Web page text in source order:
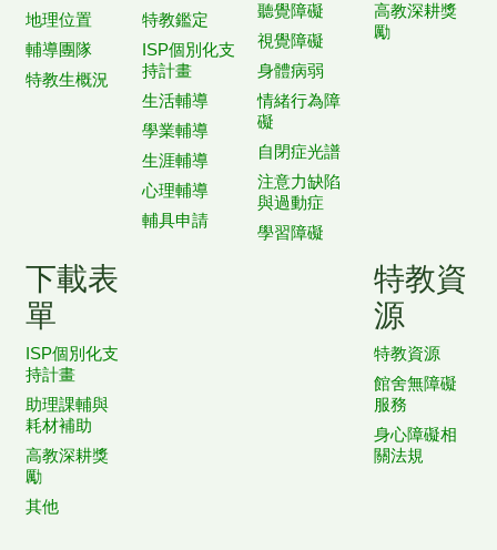
地理位置
輔導團隊
特教生概況
特教鑑定
ISP個別化支
持計畫
生活輔導
學業輔導
生涯輔導
心理輔導
輔具申請
聽覺障礙
視覺障礙
身體病弱
情緒行為障
礙
自閉症光譜
注意力缺陷
與過動症
學習障礙
高教深耕獎
勵
下載表
單
ISP個別化支
持計畫
助理課輔與
耗材補助
高教深耕獎
勵
其他
特教資
源
特教資源
館舍無障礙
服務
身心障礙相
關法規